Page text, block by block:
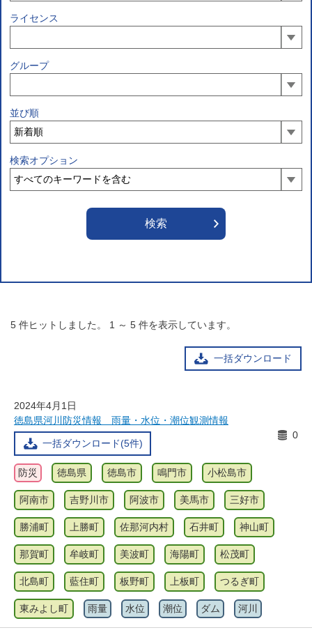
ライセンス
グループ
並び順
検索オプション
5 件ヒットしました。 1 ～ 5 件を表示しています。
一括ダウンロード
2024年4月1日
徳島県河川防災情報 雨量・水位・潮位観測情報
一括ダウンロード(5件)
0
防災 徳島県 徳島市 鳴門市 小松島市
阿南市 吉野川市 阿波市 美馬市 三好市
勝浦町 上勝町 佐那河内村 石井町 神山町
那賀町 牟岐町 美波町 海陽町 松茂町
北島町 藍住町 板野町 上板町 つるぎ町
東みよし町 雨量 水位 潮位 ダム 河川